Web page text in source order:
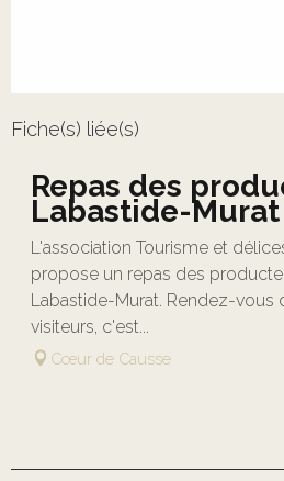
Fiche(s) liée(s)
Repas des
Labastide-Murat
L'association Tourisme et
propose un repas des
Labastide-Murat. Rendez-vous
visiteurs, c'est...
Cœur de Causse